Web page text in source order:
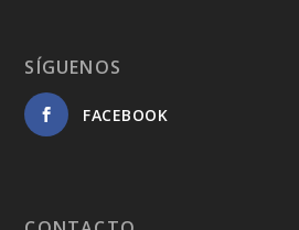
SÍGUENOS
FACEBOOK